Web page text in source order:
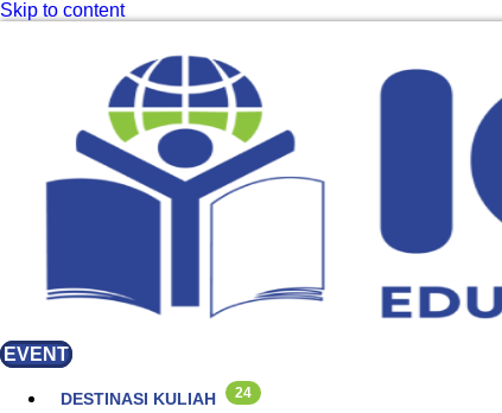
Skip to content
EVENT
DESTINASI KULIAH 24